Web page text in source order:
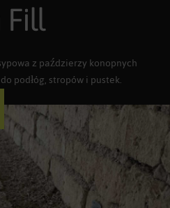
Fill
z paździerzy konopnych
podłóg, stropów i pustek.